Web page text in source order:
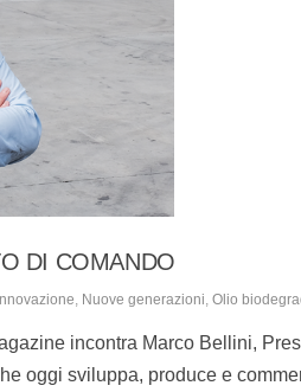
DI COMANDO
Nuove generazioni Olio
incontra Marco Bellini,
oggi sviluppa, produce e